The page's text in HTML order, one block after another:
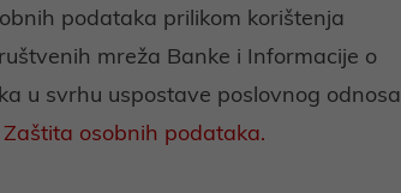
podataka prilikom korištenja
mreža Banke i Informacije o
u svrhu uspostave poslovnog odnosa
Zaštita osobnih podataka.